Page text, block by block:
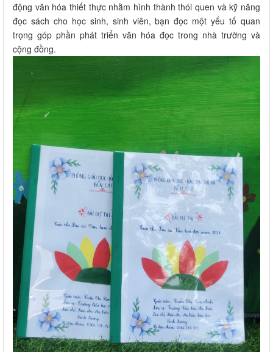
động văn hóa thiết thực nhằm hình thành thói quen và kỹ năng
đọc sách cho học sinh, sinh viên, bạn đọc một yếu tố quan
trọng góp phần phát triển văn hóa đọc trong nhà trường và
cộng đồng.